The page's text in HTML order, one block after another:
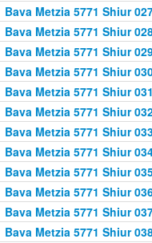
Bava Metzia 5771 Shiur
Bava Metzia 5771 Shiur
Bava Metzia 5771 Shiur
Bava Metzia 5771 Shiur
Bava Metzia 5771 Shiur
Bava Metzia 5771 Shiur
Bava Metzia 5771 Shiur
Bava Metzia 5771 Shiur
Bava Metzia 5771 Shiur
Bava Metzia 5771 Shiur
Bava Metzia 5771 Shiur
Bava Metzia 5771 Shiur